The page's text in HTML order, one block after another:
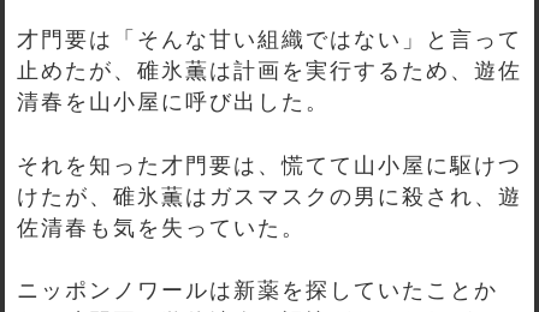
才門要は「そんな甘い組織ではない」と言って
止めたが、碓氷薫は計画を実行するため、遊佐
清春を山小屋に呼び出した。
それを知った才門要は、慌てて山小屋に駆けつ
けたが、碓氷薫はガスマスクの男に殺され、遊
佐清春も気を失っていた。
ニッポンノワールは新薬を探していたことか